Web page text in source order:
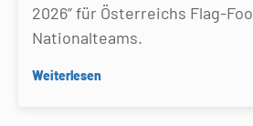
2026” für Österreichs Flag-
Nationalteams.
Weiterlesen